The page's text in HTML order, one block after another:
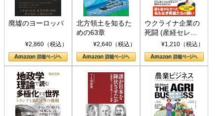
廃墟のヨーロッパ
¥2,860（税込）
北方領土を知るた
めの63章
¥2,640（税込）
ウクライナ企業の
死闘 (産経セレク
ト S 039)¥1,210（税込）